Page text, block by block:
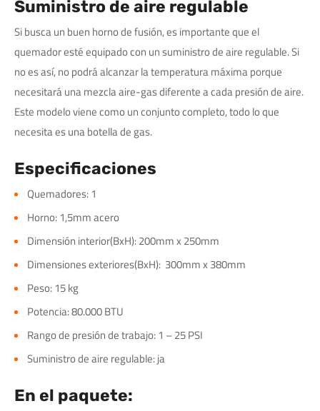
Suministro de aire regulable
Si busca un buen horno de fusión, es importante que el
quemador esté equipado con un suministro de aire regulable. Si
no es así, no podrá alcanzar la temperatura máxima porque
necesitará una mezcla aire-gas diferente a cada presión de aire.
Este modelo viene como un conjunto completo, todo lo que
necesita es una botella de gas.
Especificaciones
Quemadores: 1
Horno: 1,5mm acero
Dimensión interior(BxH): 200mm x 250mm
Dimensiones exteriores(BxH): 300mm x 380mm
Peso: 15 kg
Potencia: 80.000 BTU
Rango de presión de trabajo: 1 – 25 PSI
Suministro de aire regulable: ja
En el paquete: